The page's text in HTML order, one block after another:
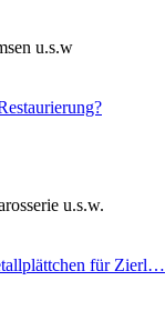
u.s.w
u.s.w.
für Zierl…